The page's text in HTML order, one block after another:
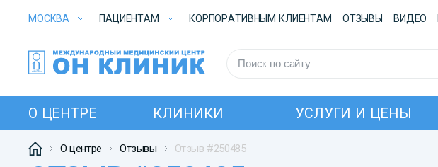
МОСКВА ПАЦИЕНТАМ КОРПОРАТИВНЫМ КЛИЕНТАМ ОТЗЫВЫ ВИДЕО
О ЦЕНТРЕ КЛИНИКИ УСЛУГИ И ЦЕНЫ
О центре Отзывы Отзыв #250485